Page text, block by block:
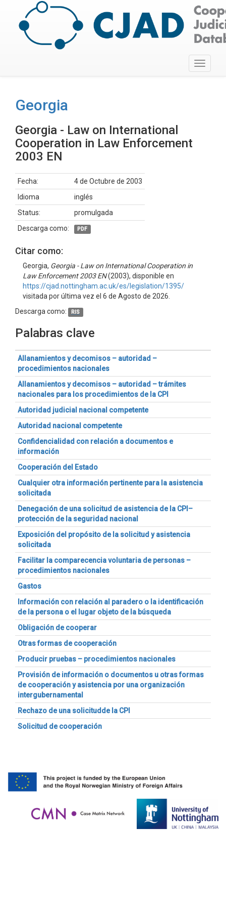
Toggle
Georgia
Georgia - Law on International
Cooperation in Law Enforcement
2003 EN
Fecha:
4 de Octubre de 2003
Idioma
inglés
Status:
promulgada
Descarga como:
PDF
Citar como:
Georgia, Georgia - Law on International Cooperation in
Law Enforcement 2003 EN(2003), disponible en
https://cjad.nottingham.ac.uk/es/legislation/1395/
visitada por última vez el 6 de Agosto de 2026.
Descarga como:
RIS
Palabras clave
Allanamientos y decomisos – autoridad –
procedimientos nacionales
Allanamientos y decomisos – autoridad – trámites
nacionales para los procedimientos de la CPI
Autoridad judicial nacional competente
Autoridad nacional competente
Confidencialidad con relación a documentos e
información
Cooperación del Estado
Cualquier otra información pertinente para la asistencia
solicitada
Denegación de una solicitud de asistencia de la CPI–
protección de la seguridad nacional
Exposición del propósito de la solicitud y asistencia
solicitada
Facilitar la comparecencia voluntaria de personas –
procedimientos nacionales
Gastos
Información con relación al paradero o la identificación
de la persona o el lugar objeto de la búsqueda
Obligación de cooperar
Otras formas de cooperación
Producir pruebas – procedimientos nacionales
Provisión de información o documentos u otras formas
de cooperación y asistencia por una organización
intergubernamental
Rechazo de una solicitudde la CPI
Solicitud de cooperación